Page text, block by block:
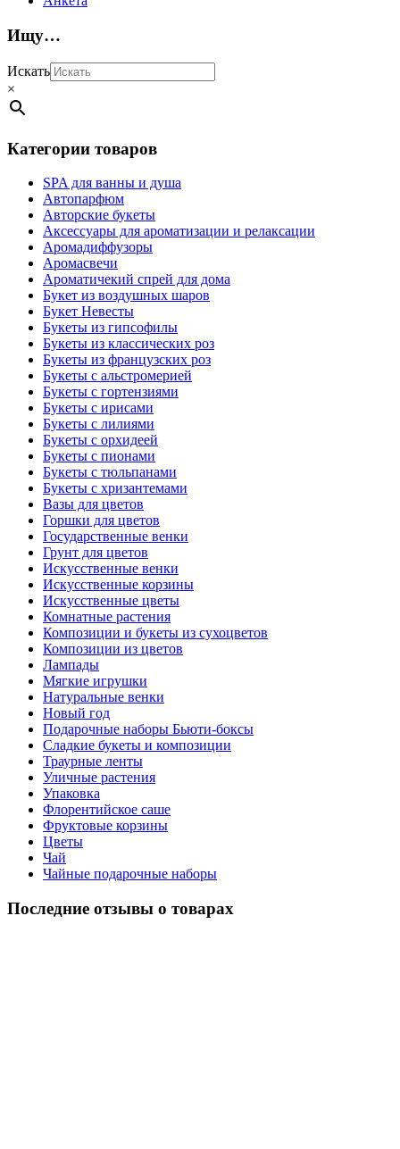
Ищу…
Искать
×
Категории товаров
SPA для ванны и душа
Автопарфюм
Авторские букеты
Аксессуары для ароматизации и релаксации
Аромадиффузоры
Аромасвечи
Ароматичекий спрей для дома
Букет из воздушных шаров
Букет Невесты
Букеты из гипсофилы
Букеты из классических роз
Букеты из французских роз
Букеты с альстромерией
Букеты с гортензиями
Букеты с ирисами
Букеты с лилиями
Букеты с орхидеей
Букеты с пионами
Букеты с тюльпанами
Букеты с хризантемами
Вазы для цветов
Горшки для цветов
Государственные венки
Грунт для цветов
Искусственные венки
Искусственные корзины
Искусственные цветы
Комнатные растения
Композиции и букеты из сухоцветов
Композиции из цветов
Лампады
Мягкие игрушки
Натуральные венки
Новый год
Подарочные наборы Бьюти-боксы
Сладкие букеты и композиции
Траурные ленты
Уличные растения
Упаковка
Флорентийское саше
Фруктовые корзины
Цветы
Чай
Чайные подарочные наборы
Последние отзывы о товарах